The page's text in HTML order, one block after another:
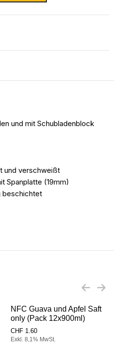
und mit Schubladenblock
und verschweißt
Spanplatte (19mm)
beschichtet
NFC Guava und Apfel Saft
only (Pack 12x900ml)
CHF 1.60
Exkl. 8,1% MwSt.